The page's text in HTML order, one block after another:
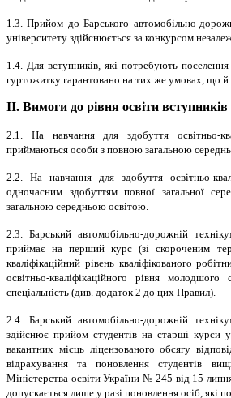
1.3. Прийом до Барського автомобільно-
університету здійснюється за конкурсом
1.4. Для вступників, які потребують
гуртожитку гарантовано на тих же умовах, що й
ІІ. Вимоги до рівня освіти вступників
2.1. На навчання для здобуття освітньо-
приймаються особи з повною загальною
2.2. На навчання для здобуття освітньо-
одночасним здобуттям повної загальної
загальною середньою освітою.
2.3. Барський автомобільно-дорожній
приймає на перший курс (зі скороченим
кваліфікаційний рівень кваліфікованого
освітньо-кваліфікаційного рівня
спеціальність (див. додаток 2 до цих Правил).
2.4. Барський автомобільно-дорожній
здійснює прийом студентів на старші курси
вакантних місць ліцензованого обсягу
відрахування та поновлення студентів
Міністерства освіти України № 245 від 15
допускається лише у разі поновлення осіб, які